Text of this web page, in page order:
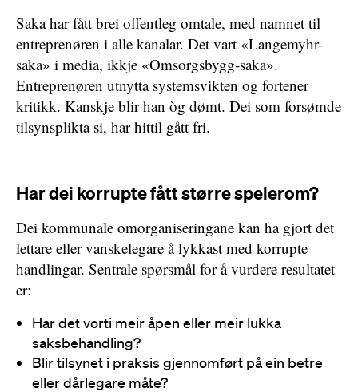
Saka har fått brei offentleg omtale, med namnet til
entreprenøren i alle kanalar. Det vart «Langemyhr-
saka» i media, ikkje «Omsorgsbygg-saka».
Entreprenøren utnytta systemsvikten og fortener
kritikk. Kanskje blir han òg dømt. Dei som forsømde
tilsynsplikta si, har hittil gått fri.
Har dei korrupte fått større spelerom?
Dei kommunale omorganiseringane kan ha gjort det
lettare eller vanskelegare å lykkast med korrupte
handlingar. Sentrale spørsmål for å vurdere resultatet
er:
Har det vorti meir åpen eller meir lukka
saksbehandling?
Blir tilsynet i praksis gjennomført på ein betre
eller dårlegare måte?